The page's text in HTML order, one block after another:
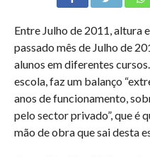
Entre Julho de 2011, altura
passado mês de Julho de
alunos em diferentes
escola, faz um balanço
anos de funcionamento,
pelo sector privado”, que é
mão de obra que sai desta